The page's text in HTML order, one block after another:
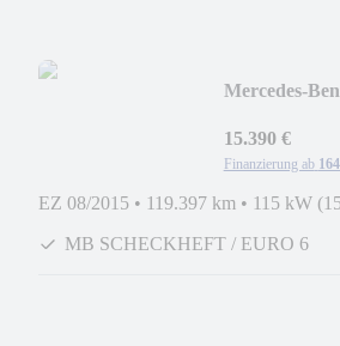
Mercedes-
COMAND
15.390 €
Finanzierung ab
EZ 08/2015 • 119.397 km • 115 kW
MB SCHECKHEFT / EURO 6